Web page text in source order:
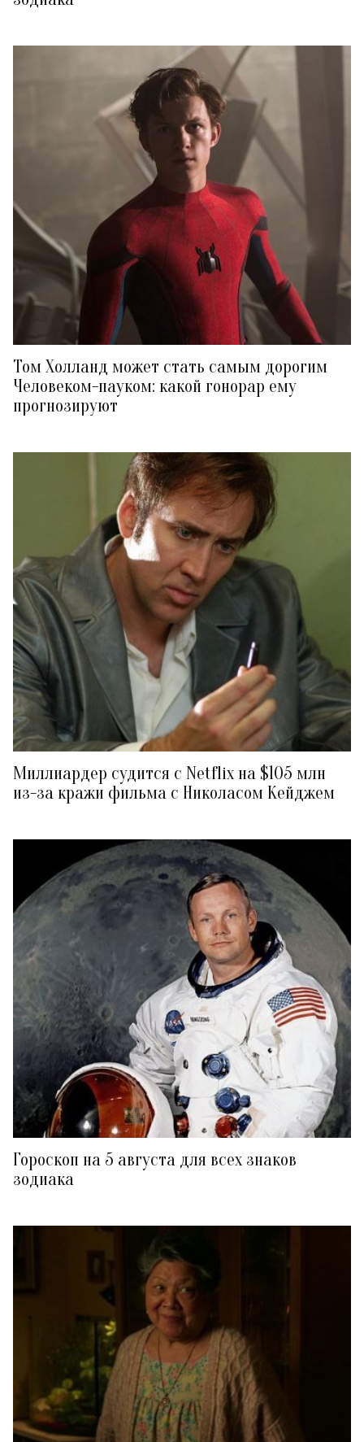
Том Холланд может стать самым дорогим
Человеком-пауком: какой гонорар ему
прогнозируют
Миллиардер судится с Netflix на $105 млн
из-за кражи фильма с Николасом Кейджем
Гороскоп на 5 августа для всех знаков
зодиака